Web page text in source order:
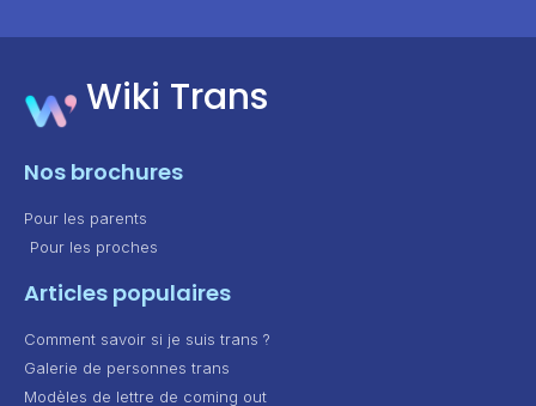
Wiki Trans
Nos brochures
Pour les parents
Pour les proches
Articles populaires
Comment savoir si je suis trans ?
Galerie de personnes trans
Modèles de lettre de coming out